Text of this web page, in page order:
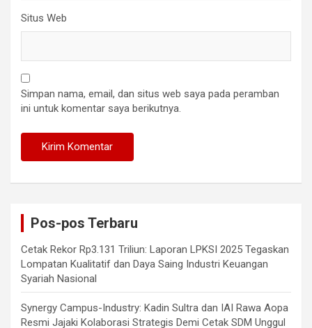
Situs Web
Simpan nama, email, dan situs web saya pada peramban
ini untuk komentar saya berikutnya.
Pos-pos Terbaru
Cetak Rekor Rp3.131 Triliun: Laporan LPKSI 2025 Tegaskan
Lompatan Kualitatif dan Daya Saing Industri Keuangan
Syariah Nasional
Synergy Campus-Industry: Kadin Sultra dan IAI Rawa Aopa
Resmi Jajaki Kolaborasi Strategis Demi Cetak SDM Unggul